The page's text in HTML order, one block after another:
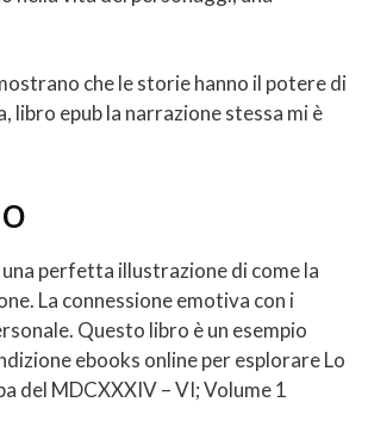
che le storie hanno il potere di
epub la narrazione stessa mi è
perfetta illustrazione di come la
La connessione emotiva con i
Questo libro è un esempio
ebooks online per esplorare Lo
del MDCXXXIV – VI; Volume 1